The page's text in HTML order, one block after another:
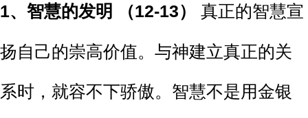
1、智慧的发明 （12-13） 真正的智慧宣
扬自己的崇高价值。与神建立真正的关
系时，就容不下骄傲。智慧不是用金银